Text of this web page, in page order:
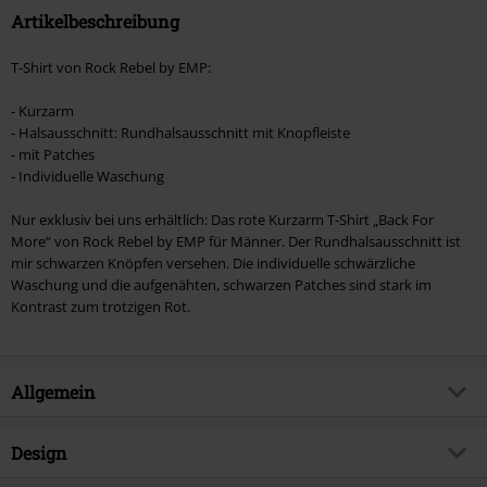
Artikelbeschreibung
T-Shirt von Rock Rebel by EMP:
- Kurzarm
- Halsausschnitt: Rundhalsausschnitt mit Knopfleiste
- mit Patches
- Individuelle Waschung
Nur exklusiv bei uns erhältlich: Das rote Kurzarm T-Shirt „Back For
More“ von Rock Rebel by EMP für Männer. Der Rundhalsausschnitt ist
mir schwarzen Knöpfen versehen. Die individuelle schwärzliche
Waschung und die aufgenähten, schwarzen Patches sind stark im
Kontrast zum trotzigen Rot.
Allgemein
Artikelnummer:
Design